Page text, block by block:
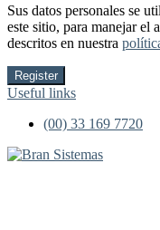
Sus datos personales se
este sitio, para manejar el
descritos en nuestra
Register
Useful links
(00) 33 169 7720